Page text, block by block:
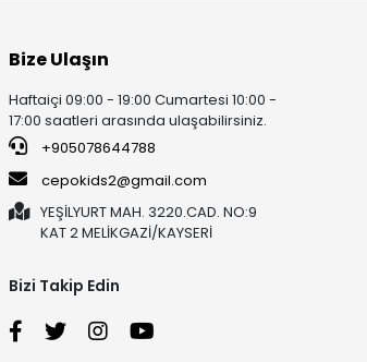
Bize Ulaşın
Haftaiçi 09:00 - 19:00 Cumartesi 10:00 -
17:00 saatleri arasında ulaşabilirsiniz.
+905078644788
cepokids2@gmail.com
YEŞİLYURT MAH. 3220.CAD. NO:9
KAT 2 MELİKGAZİ/KAYSERİ
Bizi Takip Edin